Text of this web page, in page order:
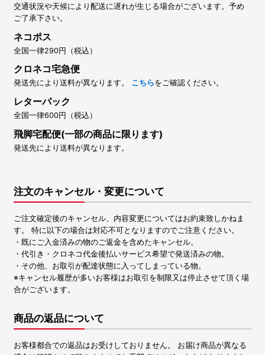
交通状況や天候により配送に遅れが生じる場合がございます。予め
ご了承下さい。
ネコポス
全国一律290円（税込）
クロネコ宅急便
発送先により送料が異なります。 こちらをご確認ください。
レターパック
全国一律600円（税込）
飛脚宅配便(一部の商品に限ります)
発送先により送料が異なります。
注文のキャンセル・変更について
ご注文確定後のキャンセル、内容変更についてはお約束致しかねま
す。 特に以下の場合は対応不可となりますのでご注意ください。
・既にご入金済みの物のご返金を含めたキャンセル。
・代引き・クロネコ代金後払いサービス希望で発送済みの物。
・その他、お取引が配達状態に入ってしまっている物。
※キャンセル履歴が多いお客様はお取引を制限又は停止させて頂く場
合がございます。
商品の返品について
お客様都合での返品はお受けしておりません。 お届け商品が異なる